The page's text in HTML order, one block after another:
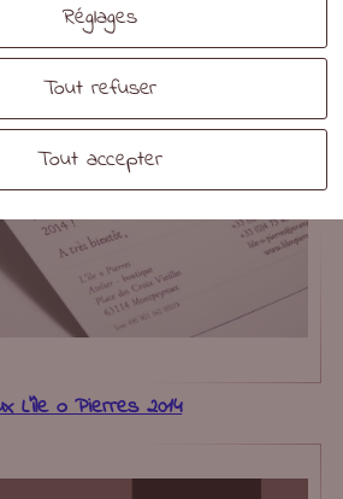
L’île o Pierres 2014
Réglages
Tout refuser
Tout accepter